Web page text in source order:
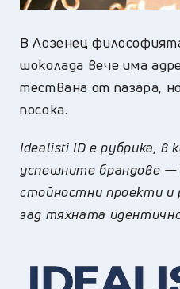
В Лозенец
шоколада вече има
тествана от пазара,
посока.
Idealisti ID е рубрика, в
успешните брандове
стойностни проекти и
зад тяхната